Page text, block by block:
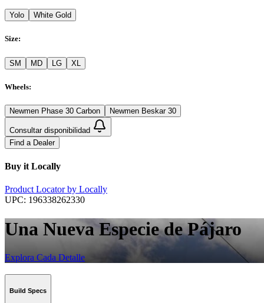
Yolo White Gold
Size:
SM MD LG XL
Wheels:
Newmen Phase 30 Carbon Newmen Beskar 30
Consultar disponibilidad
Find a Dealer
Buy it Locally
Product Locator by Locally
UPC: 196338262330
Una Nueva Especie de Pájaro
Explora Cada Detalle
Build Specs